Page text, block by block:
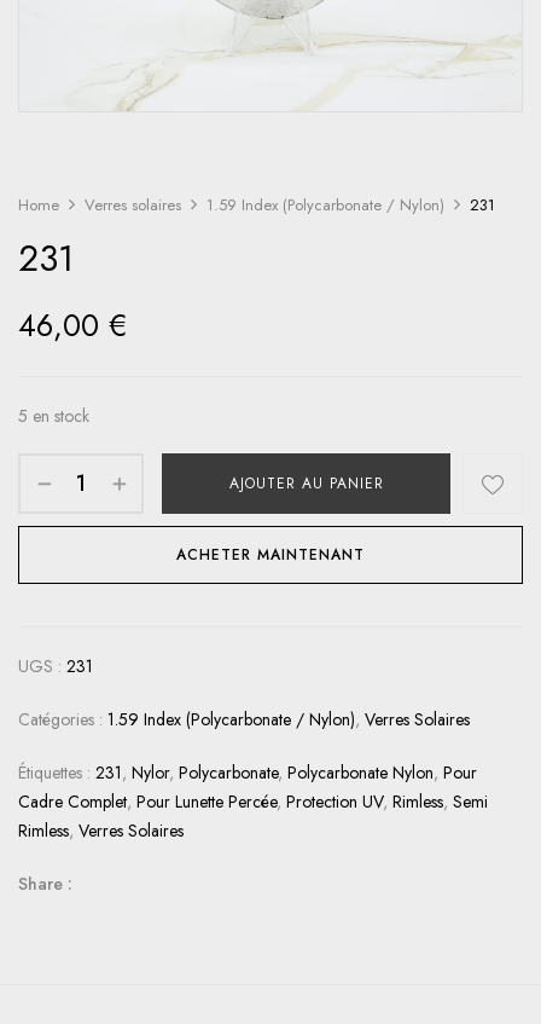
Home Verres solaires 1.59 Index (Polycarbonate / Nylon) 231
231
46,00 €
5 en stock
AJOUTER AU PANIER
ACHETER MAINTENANT
UGS : 231
Catégories : 1.59 Index (Polycarbonate / Nylon), Verres Solaires
Étiquettes : 231, Nylor, Polycarbonate, Polycarbonate Nylon, Pour
Cadre Complet, Pour Lunette Percée, Protection UV, Rimless, Semi
Rimless, Verres Solaires
Share :